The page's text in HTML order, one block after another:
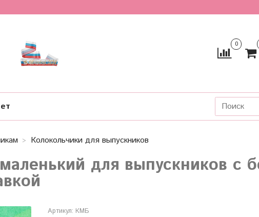
0
Колокольчики для выпускников
для выпускников с
Артикул: КМБ